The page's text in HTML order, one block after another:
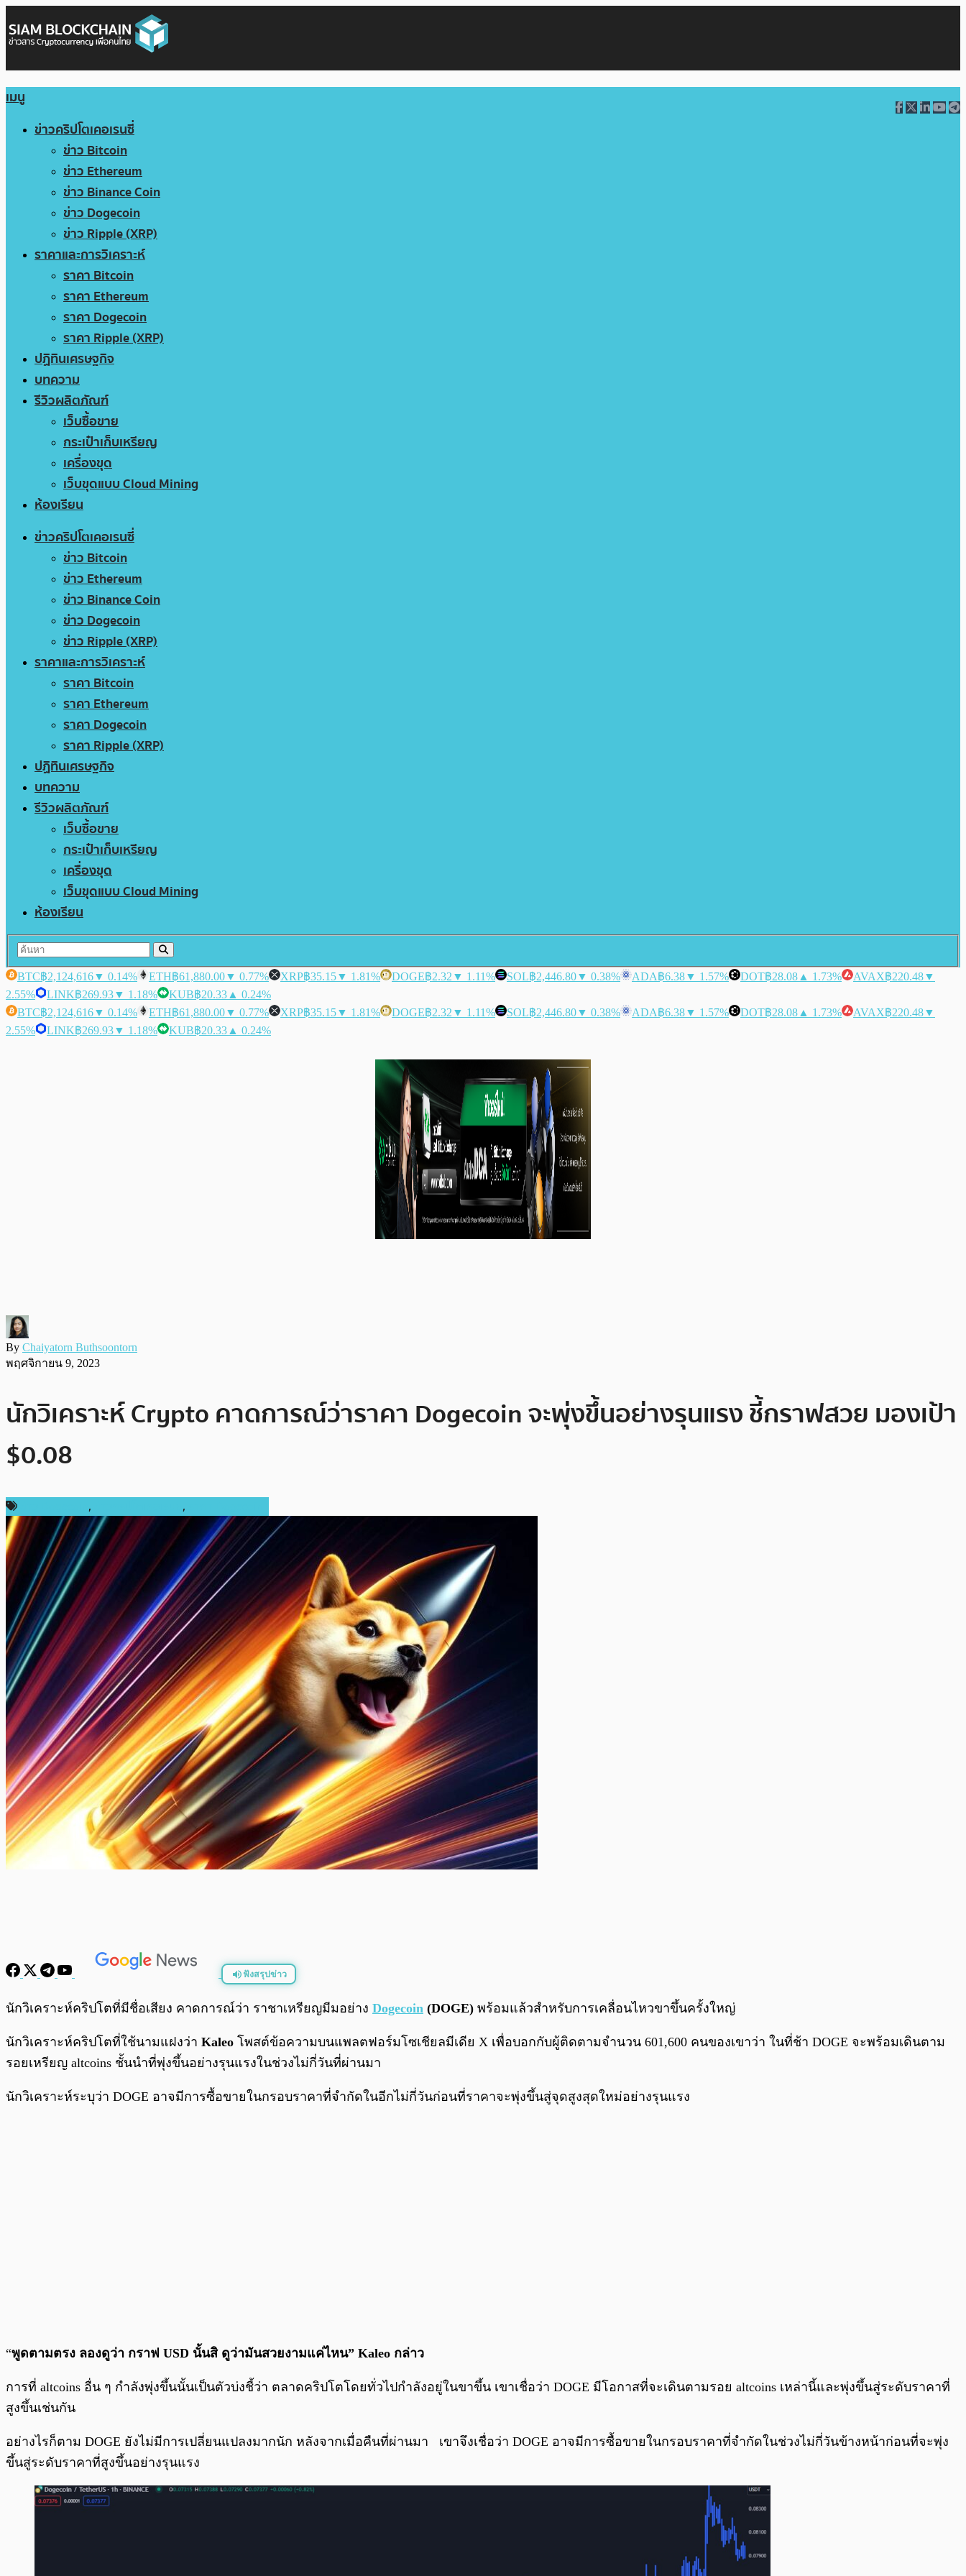
เมนู
ข่าวคริปโตเคอเรนซี่
ข่าว Bitcoin
ข่าว Ethereum
ข่าว Binance Coin
ข่าว Dogecoin
ข่าว Ripple (XRP)
ราคาและการวิเคราะห์
ราคา Bitcoin
ราคา Ethereum
ราคา Dogecoin
ราคา Ripple (XRP)
ปฏิทินเศรษฐกิจ
บทความ
รีวิวผลิตภัณฑ์
เว็บซื้อขาย
กระเป๋าเก็บเหรียญ
เครื่องขุด
เว็บขุดแบบ Cloud Mining
ห้องเรียน
ข่าวคริปโตเคอเรนซี่
ข่าว Bitcoin
ข่าว Ethereum
ข่าว Binance Coin
ข่าว Dogecoin
ข่าว Ripple (XRP)
ราคาและการวิเคราะห์
ราคา Bitcoin
ราคา Ethereum
ราคา Dogecoin
ราคา Ripple (XRP)
ปฏิทินเศรษฐกิจ
บทความ
รีวิวผลิตภัณฑ์
เว็บซื้อขาย
กระเป๋าเก็บเหรียญ
เครื่องขุด
เว็บขุดแบบ Cloud Mining
ห้องเรียน
BTC฿2,124,616▼ 0.14% ETH฿61,880.00▼ 0.77% XRP฿35.15▼ 1.81% DOGE฿2.32 ▼ 1.11% SOL฿2,446.80▼ 0.38% ADA฿6.38▼ 1.57% DOT฿28.08 ▲ 1.73% AVAX฿220.48▼
2.55%
LINK฿269.93▼ 1.18% KUB฿20.33 ▲ 0.24%
BTC฿2,124,616▼ 0.14% ETH฿61,880.00▼ 0.77% XRP฿35.15▼ 1.81% DOGE฿2.32 ▼ 1.11% SOL฿2,446.80▼ 0.38% ADA฿6.38▼ 1.57% DOT฿28.08 ▲ 1.73% AVAX฿220.48▼
2.55%
LINK฿269.93▼ 1.18% KUB฿20.33 ▲ 0.24%
By Chaiyatorn Buthsoontorn
พฤศจิกายน 9, 2023
นักวิเคราะห์ Crypto คาดการณ์ว่าราคา Dogecoin จะพุ่งขึ้นอย่างรุนแรง ชี้กราฟสวย มองเป้า
$0.08
, ,
ฟังสรุปข่าว
พร้อมเล่น
นักวิเคราะห์คริปโตที่มีชื่อเสียง คาดการณ์ว่า ราชาเหรียญมีมอย่าง Dogecoin (DOGE) พร้อมแล้วสำหรับการเคลื่อนไหวขาขึ้นครั้งใหญ่
นักวิเคราะห์คริปโตที่ใช้นามแฝงว่า Kaleo โพสต์ข้อความบนแพลตฟอร์มโซเชียลมีเดีย X เพื่อบอกกับผู้ติดตามจำนวน 601,600 คนของเขาว่า ในที่ช้า DOGE จะพร้อมเดินตาม
รอยเหรียญ altcoins ชั้นนำที่พุ่งขึ้นอย่างรุนแรงในช่วงไม่กี่วันที่ผ่านมา
นักวิเคราะห์ระบุว่า DOGE อาจมีการซื้อขายในกรอบราคาที่จำกัดในอีกไม่กี่วันก่อนที่ราคาจะพุ่งขึ้นสู่จุดสูงสุดใหม่อย่างรุนแรง
“พูดตามตรง ลองดูว่า กราฟ USD นั้นสิ ดูว่ามันสวยงามแค่ไหน” Kaleo กล่าว
การที่ altcoins อื่น ๆ กำลังพุ่งขึ้นนั้นเป็นตัวบ่งชี้ว่า ตลาดคริปโตโดยทั่วไปกำลังอยู่ในขาขึ้น เขาเชื่อว่า DOGE มีโอกาสที่จะเดินตามรอย altcoins เหล่านี้และพุ่งขึ้นสู่ระดับราคาที่
สูงขึ้นเช่นกัน
อย่างไรก็ตาม DOGE ยังไม่มีการเปลี่ยนแปลงมากนัก หลังจากเมื่อคืนที่ผ่านมา เขาจึงเชื่อว่า DOGE อาจมีการซื้อขายในกรอบราคาที่จำกัดในช่วงไม่กี่วันข้างหน้าก่อนที่จะพุ่ง
ขึ้นสู่ระดับราคาที่สูงขึ้นอย่างรุนแรง